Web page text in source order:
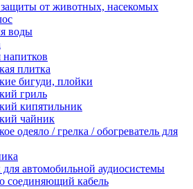
защиты от животных, насекомых
воды
плитка
бигуди, плойки
гриль
кипятильник
чайник
одеяло / грелка / обогреватель для
для автомобильной аудиосистемы
соединяющий кабель